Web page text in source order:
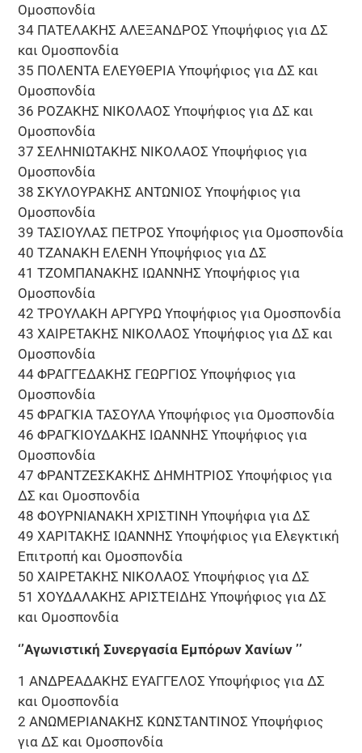
Ομοσπονδία
34 ΠΑΤΕΛΑΚΗΣ ΑΛΕΞΑΝΔΡΟΣ Υποψήφιος για ΔΣ
και Ομοσπονδία
35 ΠΟΛΕΝΤΑ ΕΛΕΥΘΕΡΙΑ Υποψήφιος για ΔΣ και
Ομοσπονδία
36 ΡΟΖΑΚΗΣ ΝΙΚΟΛΑΟΣ Υποψήφιος για ΔΣ και
Ομοσπονδία
37 ΣΕΛΗΝΙΩΤΑΚΗΣ ΝΙΚΟΛΑΟΣ Υποψήφιος για
Ομοσπονδία
38 ΣΚΥΛΟΥΡΑΚΗΣ ΑΝΤΩΝΙΟΣ Υποψήφιος για
Ομοσπονδία
39 ΤΑΣΙΟΥΛΑΣ ΠΕΤΡΟΣ Υποψήφιος για Ομοσπονδία
40 ΤΖΑΝΑΚΗ ΕΛΕΝΗ Υποψήφιος για ΔΣ
41 ΤΖΟΜΠΑΝΑΚΗΣ ΙΩΑΝΝΗΣ Υποψήφιος για
Ομοσπονδία
42 ΤΡΟΥΛΑΚΗ ΑΡΓΥΡΩ Υποψήφιος για Ομοσπονδία
43 ΧΑΙΡΕΤΑΚΗΣ ΝΙΚΟΛΑΟΣ Υποψήφιος για ΔΣ και
Ομοσπονδία
44 ΦΡΑΓΓΕΔΑΚΗΣ ΓΕΩΡΓΙΟΣ Υποψήφιος για
Ομοσπονδία
45 ΦΡΑΓΚΙΑ ΤΑΣΟΥΛΑ Υποψήφιος για Ομοσπονδία
46 ΦΡΑΓΚΙΟΥΔΑΚΗΣ ΙΩΑΝΝΗΣ Υποψήφιος για
Ομοσπονδία
47 ΦΡΑΝΤΖΕΣΚΑΚΗΣ ΔΗΜΗΤΡΙΟΣ Υποψήφιος για
ΔΣ και Ομοσπονδία
48 ΦΟΥΡΝΙΑΝΑΚΗ ΧΡΙΣΤΙΝΗ Υποψήφια για ΔΣ
49 ΧΑΡΙΤΑΚΗΣ ΙΩΑΝΝΗΣ Υποψήφιος για Ελεγκτική
Επιτροπή και Ομοσπονδία
50 ΧΑΙΡΕΤΑΚΗΣ ΝΙΚΟΛΑΟΣ Υποψήφιος για ΔΣ
51 ΧΟΥΔΑΛΑΚΗΣ ΑΡΙΣΤΕΙΔΗΣ Υποψήφιος για ΔΣ
και Ομοσπονδία
‘’Αγωνιστική Συνεργασία Εμπόρων Χανίων ’’
1 ΑΝΔΡΕΑΔΑΚΗΣ ΕΥΑΓΓΕΛΟΣ Υποψήφιος για ΔΣ
και Ομοσπονδία
2 ΑΝΩΜΕΡΙΑΝΑΚΗΣ ΚΩΝΣΤΑΝΤΙΝΟΣ Υποψήφιος
για ΔΣ και Ομοσπονδία